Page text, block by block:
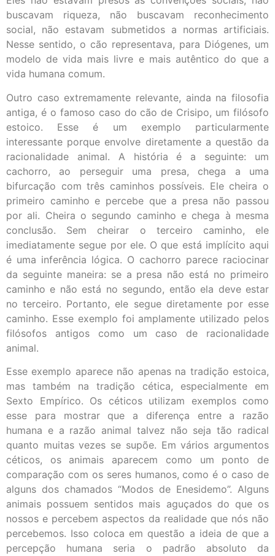
buscavam riqueza, não buscavam reconhecimento
social, não estavam submetidos a normas artificiais.
Nesse sentido, o cão representava, para Diógenes, um
modelo de vida mais livre e mais autêntico do que a
vida humana comum.
Outro caso extremamente relevante, ainda na filosofia
antiga, é o famoso caso do cão de Crisipo, um filósofo
estoico. Esse é um exemplo particularmente
interessante porque envolve diretamente a questão da
racionalidade animal. A história é a seguinte: um
cachorro, ao perseguir uma presa, chega a uma
bifurcação com três caminhos possíveis. Ele cheira o
primeiro caminho e percebe que a presa não passou
por ali. Cheira o segundo caminho e chega à mesma
conclusão. Sem cheirar o terceiro caminho, ele
imediatamente segue por ele. O que está implícito aqui
é uma inferência lógica. O cachorro parece raciocinar
da seguinte maneira: se a presa não está no primeiro
caminho e não está no segundo, então ela deve estar
no terceiro. Portanto, ele segue diretamente por esse
caminho. Esse exemplo foi amplamente utilizado pelos
filósofos antigos como um caso de racionalidade
animal.
Esse exemplo aparece não apenas na tradição estoica,
mas também na tradição cética, especialmente em
Sexto Empírico. Os céticos utilizam exemplos como
esse para mostrar que a diferença entre a razão
humana e a razão animal talvez não seja tão radical
quanto muitas vezes se supõe. Em vários argumentos
céticos, os animais aparecem como um ponto de
comparação com os seres humanos, como é o caso de
alguns dos chamados “Modos de Enesidemo”. Alguns
animais possuem sentidos mais aguçados do que os
nossos e percebem aspectos da realidade que nós não
percebemos. Isso coloca em questão a ideia de que a
percepção humana seria o padrão absoluto da